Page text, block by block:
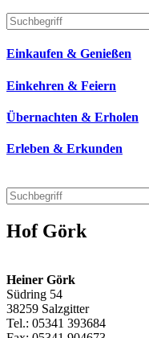
Technisches Feld: Suchfeld
Technisches Feld:
Einkaufen & Genießen
Einkehren & Feiern
Übernachten & Erholen
Erleben & Erkunden
Hof Görk
Heiner Görk
Südring 54
38259 Salzgitter
Tel.: 05341 393684